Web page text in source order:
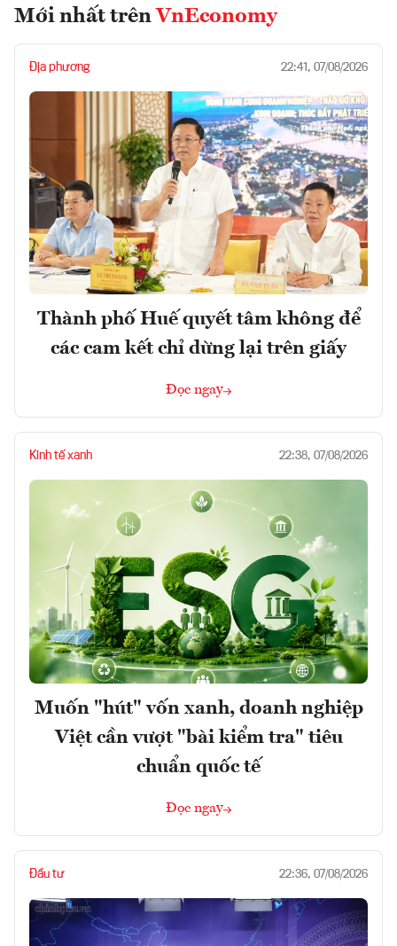
Mới nhất trên VnEconomy
Địa phương 22:41, 07/08/2026
Thành phố Huế quyết tâm không để
các cam kết chỉ dừng lại trên giấy
Đọc ngay
Kinh tế xanh 22:38, 07/08/2026
Muốn "hút" vốn xanh, doanh nghiệp
Việt cần vượt "bài kiểm tra" tiêu
chuẩn quốc tế
Đọc ngay
Đầu tư 22:36, 07/08/2026